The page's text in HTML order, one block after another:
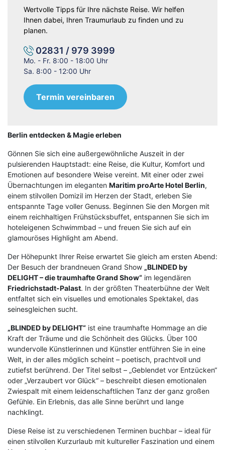
Berlin entdecken & Magie erleben
Gönnen Sie sich eine außergewöhnliche Auszeit in der
pulsierenden Hauptstadt: eine Reise, die Kultur, Komfort und
Emotionen auf besondere Weise vereint. Mit einer oder zwei
Übernachtungen im eleganten Maritim proArte Hotel Berlin,
einem stilvollen Domizil im Herzen der Stadt, erleben Sie
entspannte Tage voller Genuss. Beginnen Sie den Morgen mit
einem reichhaltigen Frühstücksbuffet, entspannen Sie sich im
hoteleigenen Schwimmbad – und freuen Sie sich auf ein
glamouröses Highlight am Abend.
Der Höhepunkt Ihrer Reise erwartet Sie gleich am ersten Abend:
Der Besuch der brandneuen Grand Show „BLINDED by
DELIGHT – die traumhafte Grand Show“ im legendären
Friedrichstadt-Palast. In der größten Theaterbühne der Welt
entfaltet sich ein visuelles und emotionales Spektakel, das
seinesgleichen sucht.
„BLINDED by DELIGHT“ ist eine traumhafte Hommage an die
Kraft der Träume und die Schönheit des Glücks. Über 100
wundervolle Künstlerinnen und Künstler entführen Sie in eine
Welt, in der alles möglich scheint – poetisch, prachtvoll und
zutiefst berührend. Der Titel selbst – „Geblendet vor Entzücken“
oder „Verzaubert vor Glück“ – beschreibt diesen emotionalen
Zwiespalt mit einem leidenschaftlichen Tanz der ganz großen
Gefühle. Ein Erlebnis, das alle Sinne berührt und lange
nachklingt.
Diese Reise ist zu verschiedenen Terminen buchbar – ideal für
einen stilvollen Kurzurlaub mit kultureller Faszination und einem
Wertvolle Tipps für Ihre nächste Reise. Wir helfen
Ihnen dabei, Ihren Traumurlaub zu finden und zu
planen.
02831 / 979 3999
Mo. - Fr. 8:00 - 18:00 Uhr
Sa. 8:00 - 12:00 Uhr
Termin vereinbaren